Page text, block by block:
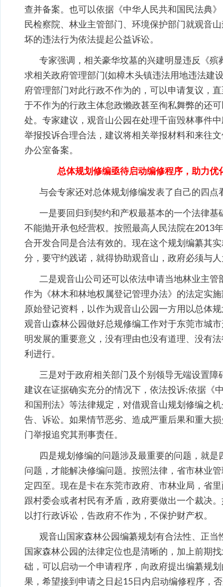
查并备案。也可以依据《中华人民共和国民法典
民检察院、林业主管部门、环境保护部门就观音
坏的违法行为依法提起公益诉讼。
专家强调，相关豪华坟墓的兴建明显违反《
求相关政府管理部门(如樟木头镇违法用地违法建
府管理部门对此行政不作为的，可以申请复议，
于不作为的行政主体怠政懒政甚至徇私舞弊的还
处。专家建议，观音山公园在处理千亩毁林事件
举报投诉合理合法，建议将相关举报材料和来往
办公室备案。
总体规划修编亟待启动编修程序，助力优
与会专家还对总体规划修编发表了自己的四点
一是要回归到契约和产权最基本的一个法律
不能抛开承包经营权。按照最高人民法院在2013
合开发合同是合法有效的。现在这个规划编纂其
分，要守约践诺，就得协助观音山，政府必须与
二是观音山公司还可以依法申请当地林业主
作为《林木和林地权属登记管理办法》的法定实
原始登记资料，以作为观音山公园一方用以总体
观音山森林公园做好总规修编工作对于东莞市城
明发展的重要意义，没有理由也没有道理、没有
利进行。
三是对于政府相关部门及个别领导无端设置
建议在证据确实充分的情况下，依法投诉;依据《
和国刑法》等法律规定，对借观音山规划修编之
告、诉讼。如果情节恶劣、造成严重后果和重大
门举报追究其刑事责任。
四是规划修编的问题涉及最重要的问题，就
问题，才能解决修编问题。按照法律，省市林业
定四至。现在是卡在东莞市政府、市林业局，省
跟村委会或者村民有矛盾，政府要做出一个裁决
以打行政诉讼，告政府不作为，不保护财产权。
观音山国家森林公园编纂规划有合法性、正
国家森林公园的法律定位也是清晰的，加上前期
础，可以启动一个申请程序，向政府提出编纂规
果，希望接到申请之日起15日内启动编修程序，